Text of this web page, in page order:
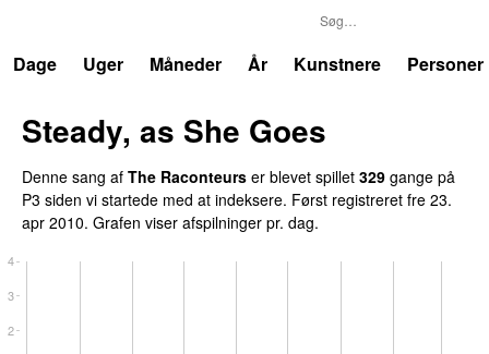
Dage
Uger Måneder År Kunstnere Personer
Steady, as She Goes
Denne sang af The Raconteurs er blevet spillet 329 gange på
P3 siden vi startede med at indeksere. Først registreret fre 23.
apr 2010. Grafen viser afspilninger pr. dag.
2
3
4